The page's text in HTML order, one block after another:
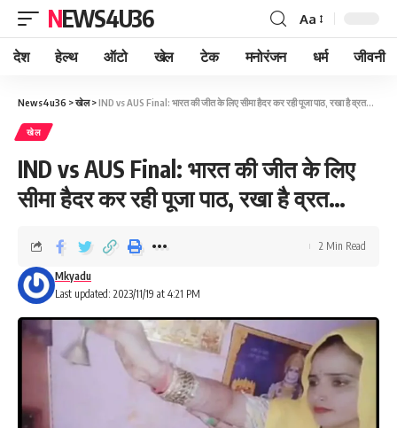
NEWS4U36 Aa
देश हेल्थ ऑटो खेल टेक मनोरंजन धर्म जीवनी
News4u36 >खेल>IND vs AUS Final: भारत की जीत के लिए सीमा हैदर कर रही पूजा पाठ, रखा है व्रत…
खेल
IND vs AUS Final: भारत की जीत के लिए
सीमा हैदर कर रही पूजा पाठ, रखा है व्रत…
Last updated: 2023/11/19 at 4:21 PM
Mkyadu
2 Min Read